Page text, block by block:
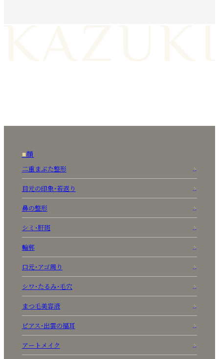
顔
二重まぶた整形
目元の印象・若返り
鼻の整形
シミ・肝斑
輪郭
口元・アゴ周り
シワ・たるみ・毛穴
まつ毛美容液
ピアス・出雲の福耳
アートメイク